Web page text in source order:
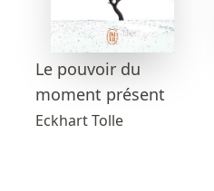
Le pouvoir du
moment présent
Eckhart Tolle